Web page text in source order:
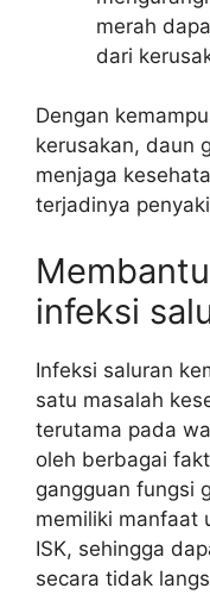
merah
dari
Dengan
kerusakan, daun
menjaga
terjadinya
infeksi
Infeksi saluran
satu masalah
terutama pada
oleh berbagai
gangguan fungsi
memiliki manfaat
ISK, sehingga
secara tidak